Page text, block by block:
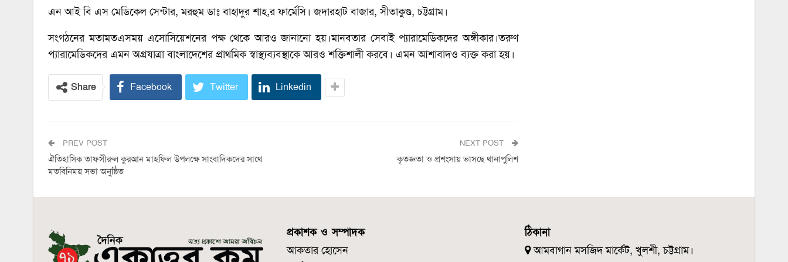
এন আই বি এস মেডিকেল সেন্টার, মরহুম ডাঃ বাহাদুর শাহ,র ফার্মেসি।জদারহাট বাজার, সীতাকুণ্ড, চট্টগ্রাম।
সংগঠনের মতামতএসময় এসোসিয়েশনের পক্ষ থেকে আরও জানানো হয়।মানবতার সেবাই প্যারামেডিকদের অঙ্গীকার।তরুণ
প্যারামেডিকদের এমন অগ্রযাত্রা বাংলাদেশের প্রাথমিক স্বাস্থ্যব্যবস্থাকে আরও শক্তিশালী করবে। এমন আশাবাদও ব্যক্ত করা হয়।
Share Facebook Twitter Linkedin
PREV POST
ঐতিহাসিক তাফসীরুল কুরআন মাহফিল উপলক্ষে সাংবাদিকদের সাথে
মতবিনিময় সভা অনুষ্ঠিত
NEXT POST
কৃতজ্ঞতা ও প্রশংসায় ভাসছে থানাপুলিশ
প্রকাশক ও সম্পাদক
আকতার হোসেন
ঠিকানা
আমবাগান মসজিদ মার্কেট, খুলশী, চট্টগ্রাম।